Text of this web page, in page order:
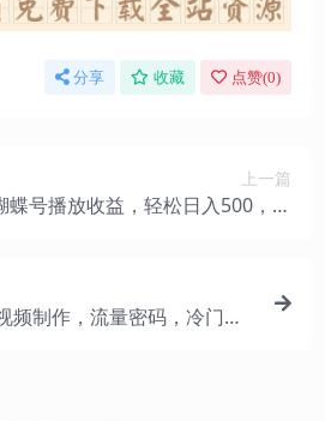
分享 收藏 点赞(0)
上一篇
蝶号播放收益，轻松日入500，操
频制作，流量密码，冷门赛